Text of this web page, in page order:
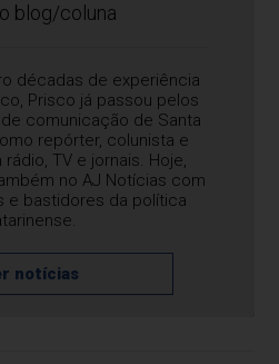
blog/coluna
décadas de experiência
Prisco já passou pelos
comunicação de Santa
repórter, colunista e
TV e jornais. Hoje,
no AJ Notícias com
e bastidores da política
notícias